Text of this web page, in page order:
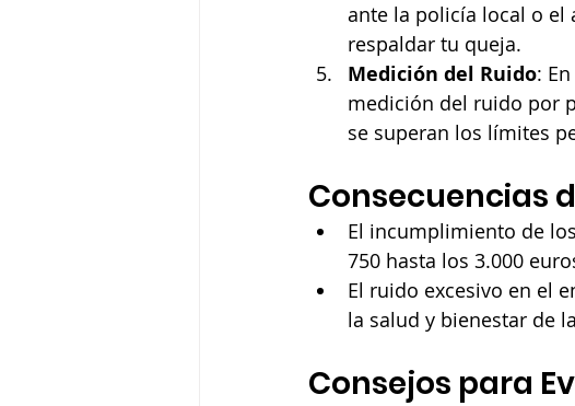
ante la policía local o el
respaldar tu queja.
Medición del Ruido:
medición del ruido por
se superan los límites
Consecuencias
El incumplimiento de
750 hasta los 3.000
El ruido excesivo en el
la salud y bienestar de
Consejos para